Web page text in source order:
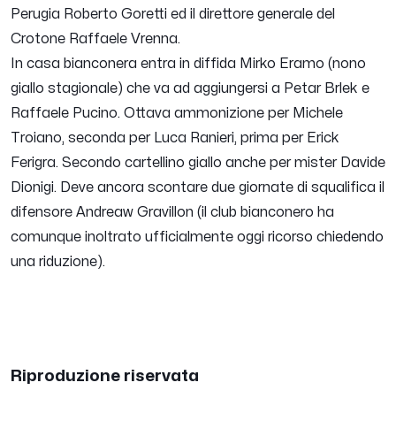
Perugia Roberto Goretti ed il direttore generale del
Crotone Raffaele Vrenna.
In casa bianconera entra in diffida Mirko Eramo (nono
giallo stagionale) che va ad aggiungersi a Petar Brlek e
Raffaele Pucino. Ottava ammonizione per Michele
Troiano, seconda perLuca Ranieri, prima perErick
Ferigra. Secondo cartellino giallo anche per mister Davide
Dionigi. Deve ancora scontare due giornate di squalifica il
difensore Andreaw Gravillon (il club bianconero ha
comunque inoltrato ufficialmente oggi ricorso chiedendo
una riduzione).
Riproduzione riservata